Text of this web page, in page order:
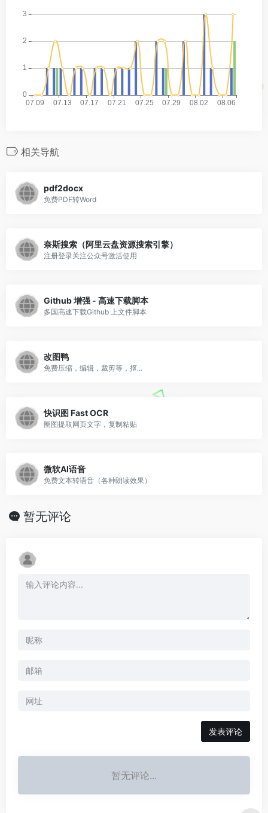
相关导航
pdf2docx
免费PDF转Word
奈斯搜索（阿里云盘资源搜索引擎）
注册登录关注公众号激活使用
Github 增强 - 高速下载脚本
多国高速下载Github 上文件脚本
改图鸭
免费压缩，编辑，裁剪等，抠...
快识图 Fast OCR
圈图提取网页文字，复制粘贴
微软AI语音
免费文本转语音（各种朗读效果）
暂无评论
暂无评论...